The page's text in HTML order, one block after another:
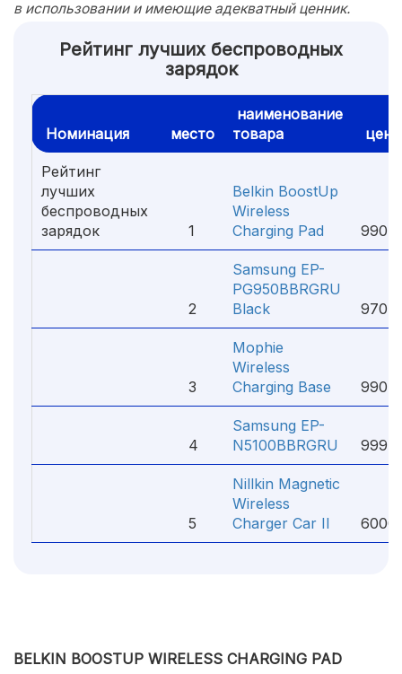
в использовании и имеющие адекватный ценник.
Рейтинг лучших беспроводных
зарядок
Номинация место
наименование
товара
цена
Рейтинг
лучших
беспроводных
зарядок
1
Belkin BoostUp
Wireless
Charging Pad
990 ₽
2
Samsung EP-
PG950BBRGRU
Black
970 ₽
3
Mophie
Wireless
Charging Base
990 ₽
4
Samsung EP-
N5100BBRGRU
999 ₽
5
Nillkin Magnetic
Wireless
Charger Car II
6000
BELKIN BOOSTUP WIRELESS CHARGING PAD